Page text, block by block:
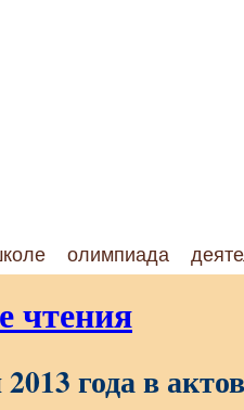
олимпиада
чтения
годав